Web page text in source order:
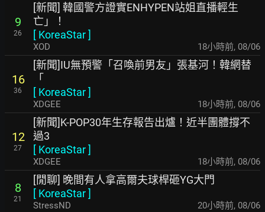
9
26
[新聞] 韓國警方證實ENHYPEN站姐直播輕生
亡」！
[ KoreaStar]
XOD 18小時前, 08/06
16
36
[新聞]IU無預警「召喚前男友」張基河！韓網替
「
[ KoreaStar]
XDGEE 18小時前, 08/06
12
27
[新聞]K-POP30年生存報告出爐！近半團體撐不
過3
[ KoreaStar]
XDGEE 18小時前, 08/06
8
21
[閒聊] 晚間有人拿高爾夫球桿砸YG大門
[ KoreaStar]
StressND 20小時前, 08/06